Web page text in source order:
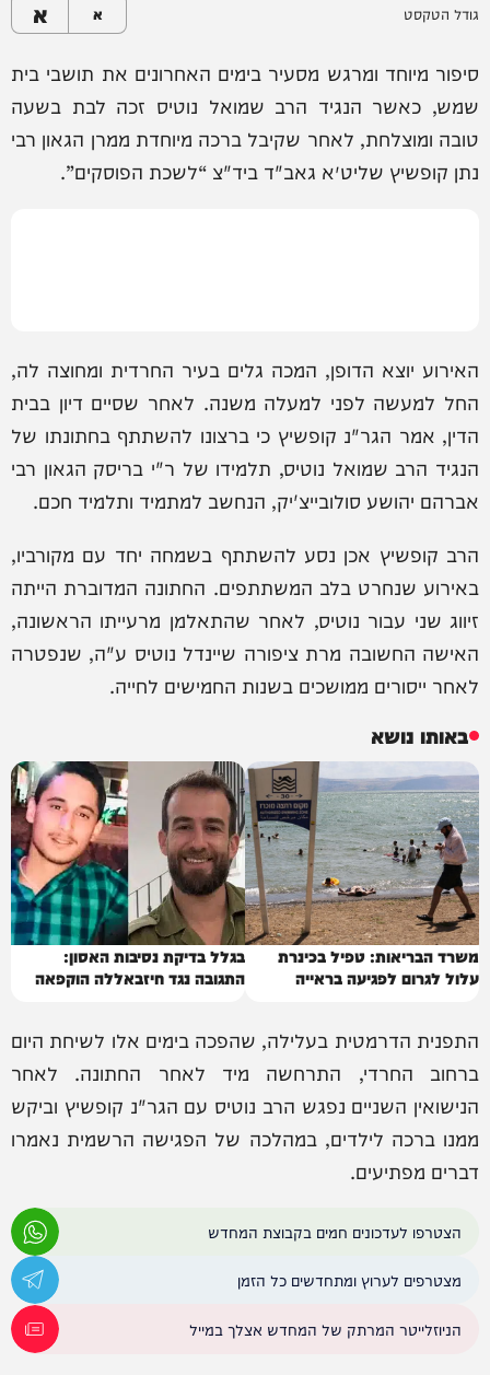
גודל הטקסט א א
סיפור מיוחד ומרגש מסעיר בימים האחרונים את תושבי בית
שמש, כאשר הנגיד הרב שמואל נוטיס זכה לבת בשעה
טובה ומוצלחת, לאחר שקיבל ברכה מיוחדת ממרן הגאון רבי
נתן קופשיץ שליט״א גאב"ד ביד"צ “לשכת הפוסקים”.
האירוע יוצא הדופן, המכה גלים בעיר החרדית ומחוצה לה,
החל למעשה לפני למעלה משנה. לאחר שסיים דיון בבית
הדין, אמר הגר"נ קופשיץ כי ברצונו להשתתף בחתונתו של
הנגיד הרב שמואל נוטיס, תלמידו של ר"י בריסק הגאון רבי
אברהם יהושע סולובייצ'יק, הנחשב למתמיד ותלמיד חכם.
הרב קופשיץ אכן נסע להשתתף בשמחה יחד עם מקורביו,
באירוע שנחרט בלב המשתתפים. החתונה המדוברת הייתה
זיווג שני עבור נוטיס, לאחר שהתאלמן מרעייתו הראשונה,
האישה החשובה מרת ציפורה שיינדל נוטיס ע"ה, שנפטרה
לאחר ייסורים ממושכים בשנות החמישים לחייה.
באותו נושא
משרד הבריאות: טפיל בכינרת
עלול לגרום לפגיעה בראייה
בגלל בדיקת נסיבות האסון:
התגובה נגד חיזבאללה הוקפאה
התפנית הדרמטית בעלילה, שהפכה בימים אלו לשיחת היום
ברחוב החרדי, התרחשה מיד לאחר החתונה. לאחר
הנישואין השניים נפגש הרב נוטיס עם הגר"נ קופשיץ וביקש
ממנו ברכה לילדים, במהלכה של הפגישה הרשמית נאמרו
דברים מפתיעים.
הצטרפו לעדכונים חמים בקבוצת המחדש
מצטרפים לערוץ ומתחדשים כל הזמן
הניוזלייטר המרתק של המחדש אצלך במייל